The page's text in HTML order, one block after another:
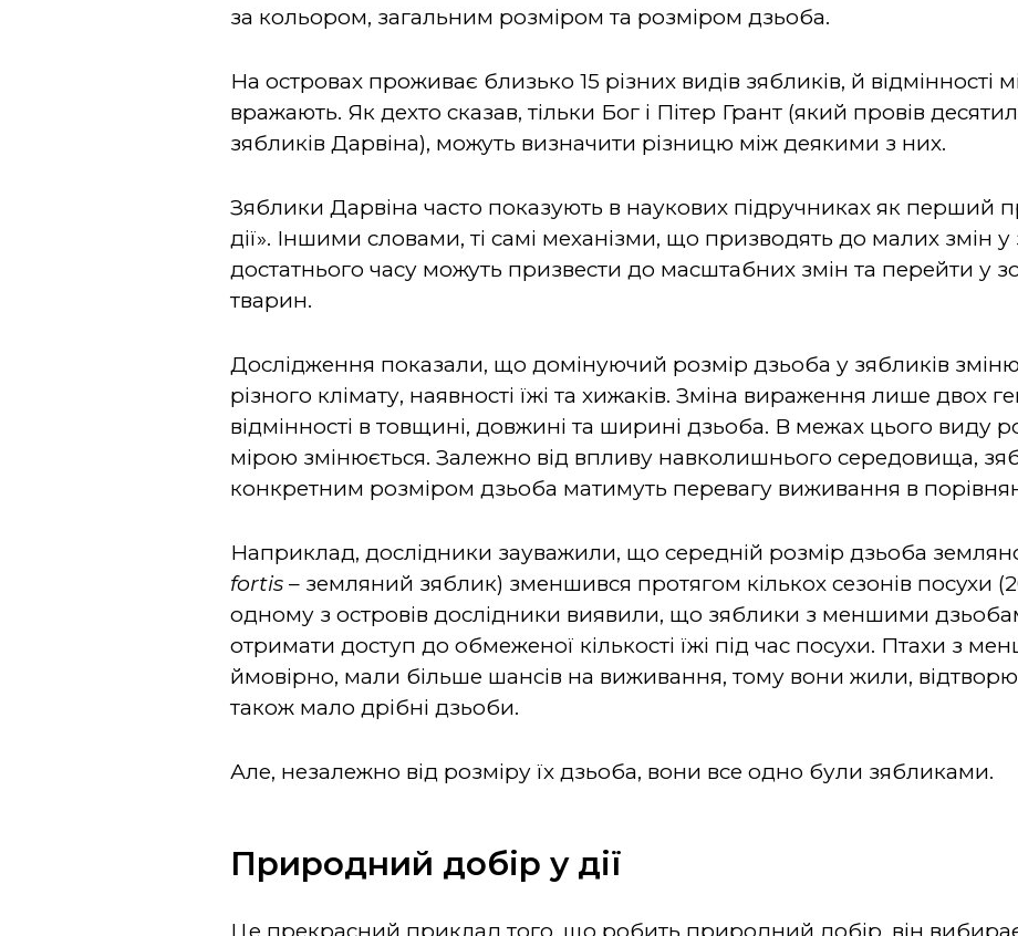
за кольором, загальним розміром та розміром дзьоба.
На островах проживає близько 15 різних видів зябликів, й
вражають. Як дехто сказав, тільки Бог і Пітер Грант (який провів
зябликів Дарвіна), можуть визначити різницю між деякими з них.
Зяблики Дарвіна часто показують в наукових підручниках як перший
дії». Іншими словами, ті самі механізми, що призводять до малих змін у
достатнього часу можуть призвести до масштабних змін та перейти у
тварин.
Дослідження показали, що домінуючий розмір дзьоба у зябликів
різного клімату, наявності їжі та хижаків. Зміна вираження лише двох
відмінності в товщині, довжині та ширині дзьоба. В межах цього виду
мірою змінюється. Залежно від впливу навколишнього середовища,
конкретним розміром дзьоба матимуть перевагу виживання в
Наприклад, дослідники зауважили, що середній розмір дзьоба
fortis – земляний зяблик) зменшився протягом кількох сезонів посухи
одному з островів дослідники виявили, що зяблики з меншими
отримати доступ до обмеженої кількості їжі під час посухи. Птахи з
ймовірно, мали більше шансів на виживання, тому вони жили,
також мало дрібні дзьоби.
Але, незалежно від розміру їх дзьоба, вони все одно були зябликами.
Природний добір у дії